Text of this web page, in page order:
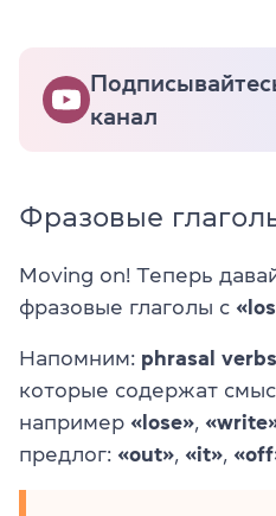
канал
Фразовые
Moving on! Теперь
фразовые глаголы с
Напомним: phrasal verbs
которые содержат
например «lose»,
предлог: «out», «it»,